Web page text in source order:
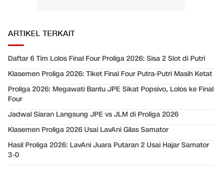
ARTIKEL TERKAIT
Daftar 6 Tim Lolos Final Four Proliga 2026: Sisa 2 Slot di Putri
Klasemen Proliga 2026: Tiket Final Four Putra-Putri Masih Ketat
Proliga 2026: Megawati Bantu JPE Sikat Popsivo, Lolos ke Final
Four
Jadwal Siaran Langsung JPE vs JLM di Proliga 2026
Klasemen Proliga 2026 Usai LavAni Gilas Samator
Hasil Proliga 2026: LavAni Juara Putaran 2 Usai Hajar Samator
3-0